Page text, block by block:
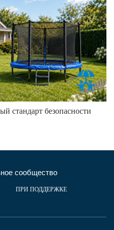
стандарт безопасности
сообщество
ПРИ ПОДДЕРЖКЕ